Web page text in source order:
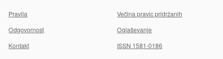
Pravila
Večina pravic pridržanih
Odgovornost
Oglaševanje
Kontakt
ISSN 1581-0186